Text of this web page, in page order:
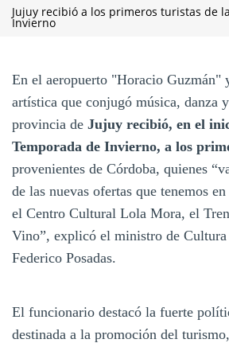
Jujuy recibió a los primeros turistas de
Invierno
En el aeropuerto "Horacio Guzmán"
artística que conjugó música, danza
provincia de Jujuy recibió, en el
Temporada de Invierno, a los
provenientes de Córdoba, quienes
de las nuevas ofertas que tenemos
el Centro Cultural Lola Mora, el
Vino”, explicó el ministro de
Federico Posadas.
El funcionario destacó la fuerte
destinada a la promoción del